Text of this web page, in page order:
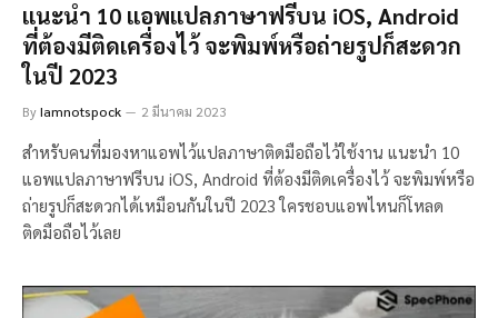
แนะนำ 10 แอพแปลภาษาฟรีบน iOS, Android
ที่ต้องมีติดเครื่องไว้ จะพิมพ์หรือถ่ายรูปก็สะดวก
ในปี 2023
ByIamnotspock 2 มีนาคม 2023
สำหรับคนที่มองหาแอพไว้แปลภาษาติดมือถือไว้ใช้งาน แนะนำ 10
แอพแปลภาษาฟรีบน iOS, Android ที่ต้องมีติดเครื่องไว้ จะพิมพ์หรือ
ถ่ายรูปก็สะดวกได้เหมือนกันในปี 2023 ใครชอบแอพไหนก็โหลด
ติดมือถือไว้เลย